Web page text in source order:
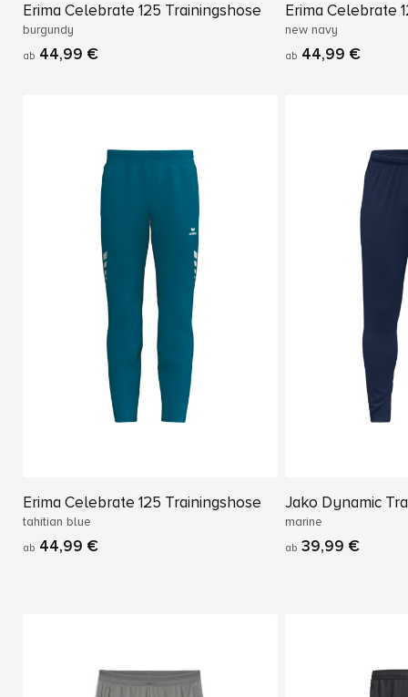
Erima Celebrate 125 Trainingshose
burgundy
ab 44,99 €
Erima Celebrate
new navy
ab 44,99 €
Erima Celebrate 125 Trainingshose
tahitian blue
ab 44,99 €
Jako Dynamic
marine
ab 39,99 €